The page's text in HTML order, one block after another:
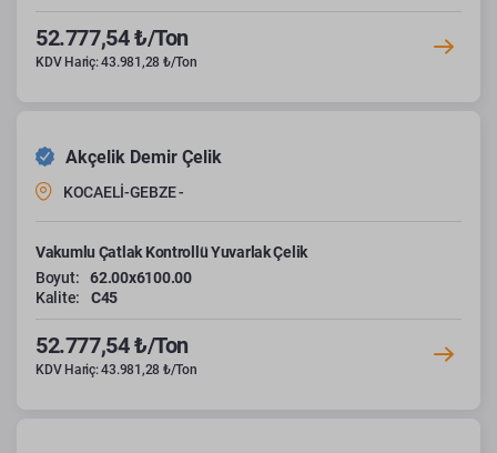
52.777,54 ₺/Ton
KDV Hariç: 43.981,28 ₺/Ton
Akçelik Demir Çelik
KOCAELİ-GEBZE -
Vakumlu Çatlak Kontrollü Yuvarlak Çelik
Boyut:
62.00x6100.00
Kalite:
C45
52.777,54 ₺/Ton
KDV Hariç: 43.981,28 ₺/Ton